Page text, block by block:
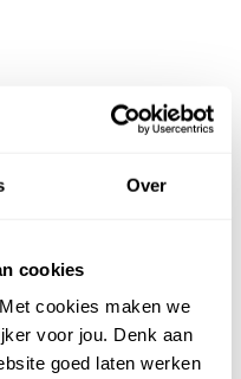
Over
cookies
cookies maken we
voor jou. Denk aan
goed laten werken